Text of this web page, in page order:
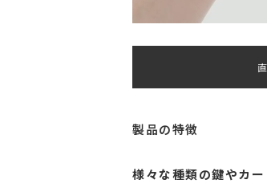
製品の特徴
様々な種類の鍵やカ